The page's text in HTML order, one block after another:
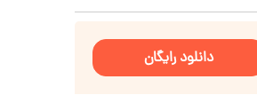
دانلود رایگان